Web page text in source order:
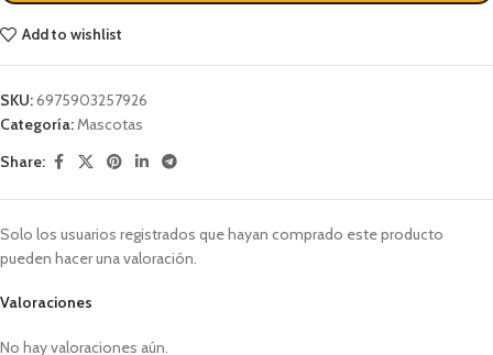
Add to wishlist
SKU:6975903257926
Categoría: Mascotas
Share:
Valoraciones
No hay valoraciones aún.
Solo los usuarios registrados que hayan comprado este producto
pueden hacer una valoración.